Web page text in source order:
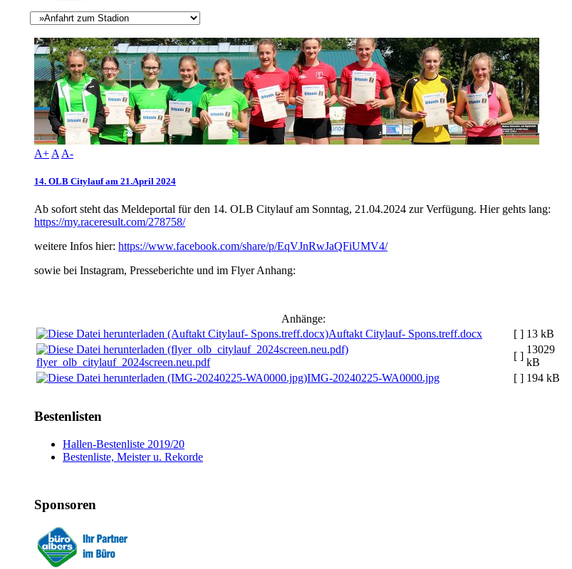
A+ A A-
14. OLB Citylauf am 21.April 2024
Ab sofort steht das Meldeportal für den 14. OLB Citylauf am Sonntag, 21.04.2024 zur Verfügung. Hier gehts lang:
https://my.raceresult.com/278758/
weitere Infos hier: https://www.facebook.com/share/p/EqVJnRwJaQFiUMV4/
sowie bei Instagram, Presseberichte und im Flyer Anhang:
Anhänge:
Auftakt Citylauf- Spons.treff.docx
[ ] 13 kB
flyer_olb_citylauf_2024screen.neu.pdf
[ ]
13029
kB
IMG-20240225-WA0000.jpg
[ ] 194 kB
Bestenlisten
Hallen-Bestenliste 2019/20
Bestenliste, Meister u. Rekorde
Sponsoren